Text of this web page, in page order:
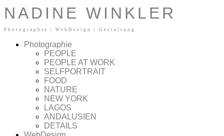
Zum Inhalt springen
NADINE WINKLER
Photographie | WebDesign | Gestaltung
Photographie
PEOPLE
PEOPLE AT WORK
SELFPORTRAIT
FOOD
NATURE
NEW YORK
LAGOS
ANDALUSIEN
DETAILS